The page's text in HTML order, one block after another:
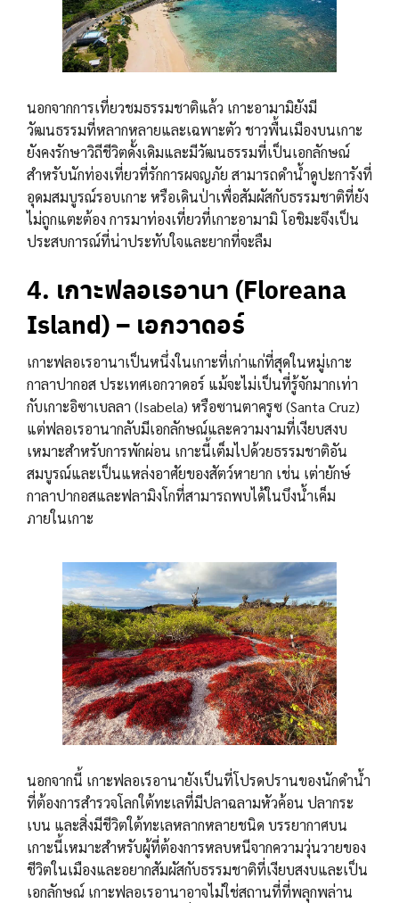
นอกจากการเที่ยวชมธรรมชาติแล้ว เกาะอามามิยังมี
วัฒนธรรมที่หลากหลายและเฉพาะตัว ชาวพื้นเมืองบนเกาะ
ยังคงรักษาวิถีชีวิตดั้งเดิมและมีวัฒนธรรมที่เป็นเอกลักษณ์
สำหรับนักท่องเที่ยวที่รักการผจญภัย สามารถดำน้ำดูปะการังที่
อุดมสมบูรณ์รอบเกาะ หรือเดินป่าเพื่อสัมผัสกับธรรมชาติที่ยัง
ไม่ถูกแตะต้อง การมาท่องเที่ยวที่เกาะอามามิ โอชิมะจึงเป็น
ประสบการณ์ที่น่าประทับใจและยากที่จะลืม
4. เกาะฟลอเรอานา (Floreana
Island) – เอกวาดอร์
เกาะฟลอเรอานาเป็นหนึ่งในเกาะที่เก่าแก่ที่สุดในหมู่เกาะ
กาลาปากอส ประเทศเอกวาดอร์ แม้จะไม่เป็นที่รู้จักมากเท่า
กับเกาะอิซาเบลลา (Isabela) หรือซานตาครูซ (Santa Cruz)
แต่ฟลอเรอานากลับมีเอกลักษณ์และความงามที่เงียบสงบ
เหมาะสำหรับการพักผ่อน เกาะนี้เต็มไปด้วยธรรมชาติอัน
สมบูรณ์และเป็นแหล่งอาศัยของสัตว์หายาก เช่น เต่ายักษ์
กาลาปากอสและฟลามิงโกที่สามารถพบได้ในบึงน้ำเค็ม
ภายในเกาะ
นอกจากนี้ เกาะฟลอเรอานายังเป็นที่โปรดปรานของนักดำน้ำ
ที่ต้องการสำรวจโลกใต้ทะเลที่มีปลาฉลามหัวค้อน ปลากระ
เบน และสิ่งมีชีวิตใต้ทะเลหลากหลายชนิด บรรยากาศบน
เกาะนี้เหมาะสำหรับผู้ที่ต้องการหลบหนีจากความวุ่นวายของ
ชีวิตในเมืองและอยากสัมผัสกับธรรมชาติที่เงียบสงบและเป็น
เอกลักษณ์ เกาะฟลอเรอานาอาจไม่ใช่สถานที่ที่พลุกพล่าน